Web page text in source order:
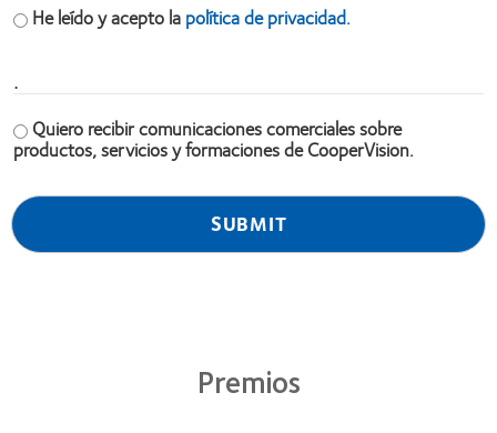
He leído y acepto lapolítica de privacidad.
.
Quiero recibir comunicaciones comerciales sobre
productos, servicios y formaciones de CooperVision.
Premios